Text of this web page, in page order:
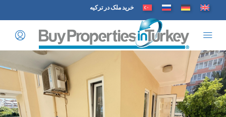
خرید ملک در ترکیه